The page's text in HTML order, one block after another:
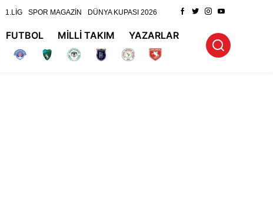
1.LİG SPOR MAGAZİN DÜNYA KUPASI 2026
FUTBOL MİLLİ TAKIM YAZARLAR